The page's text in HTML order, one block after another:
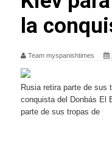
la
Team myspanishtimes
Rusia retira parte de sus
conquista del Donbás El
parte de sus tropas de